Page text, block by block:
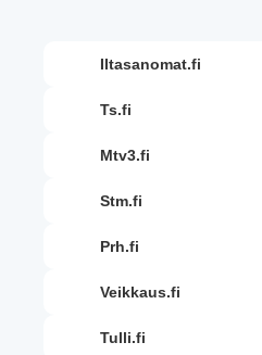
iltasanomat.fi
ts.fi
mtv3.fi
stm.fi
prh.fi
veikkaus.fi
tulli.fi